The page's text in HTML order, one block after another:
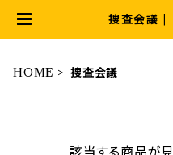
捜査会議
HOME 捜査会議
該当する商品が見